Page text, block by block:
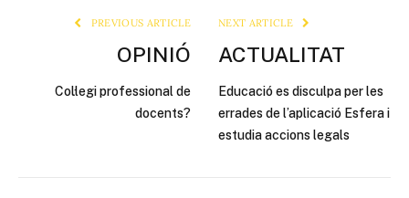
PREVIOUS ARTICLE
OPINIÓ
Col·legi professional de
docents?
NEXT ARTICLE
ACTUALITAT
Educació es disculpa per les
errades de l’aplicació Esfera i
estudia accions legals